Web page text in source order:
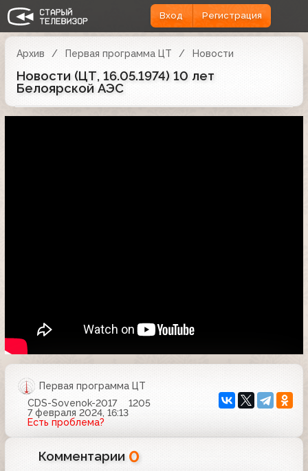
Вход Регистрация
Архив Первая программа ЦТ Новости
Новости (ЦТ, 16.05.1974) 10 лет
Белоярской АЭС
Первая программа ЦТ
CDS-Sovenok-2017
1205
7 февраля 2024, 16:13
Есть проблема?
Комментарии 0